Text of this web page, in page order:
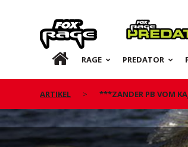
Rage Predator
DE RAGE PREDATOR
ARTIKEL ***ZANDER PB VOM